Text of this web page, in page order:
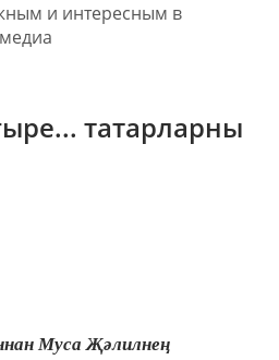
и интересным в
татарларны
Муса Җәлилнең